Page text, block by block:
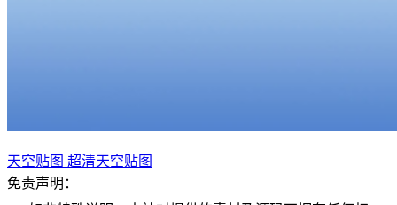
天空贴图 超清天空贴图
免责声明：